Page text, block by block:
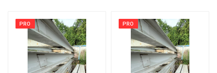
PRO PRO